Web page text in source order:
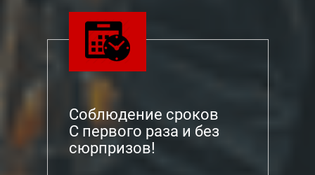
Соблюдение сроков
С первого раза и без
сюрпризов!